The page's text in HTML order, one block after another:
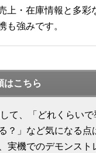
上・在庫情報と多
も強みです。
はこちら
て、「どれくらい
？」など気になる点
実機でのデモンス